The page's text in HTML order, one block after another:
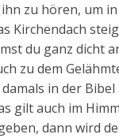
zu hören, um
Kirchendach
du ganz dicht
zu dem
in der
gilt auch im
dann wird